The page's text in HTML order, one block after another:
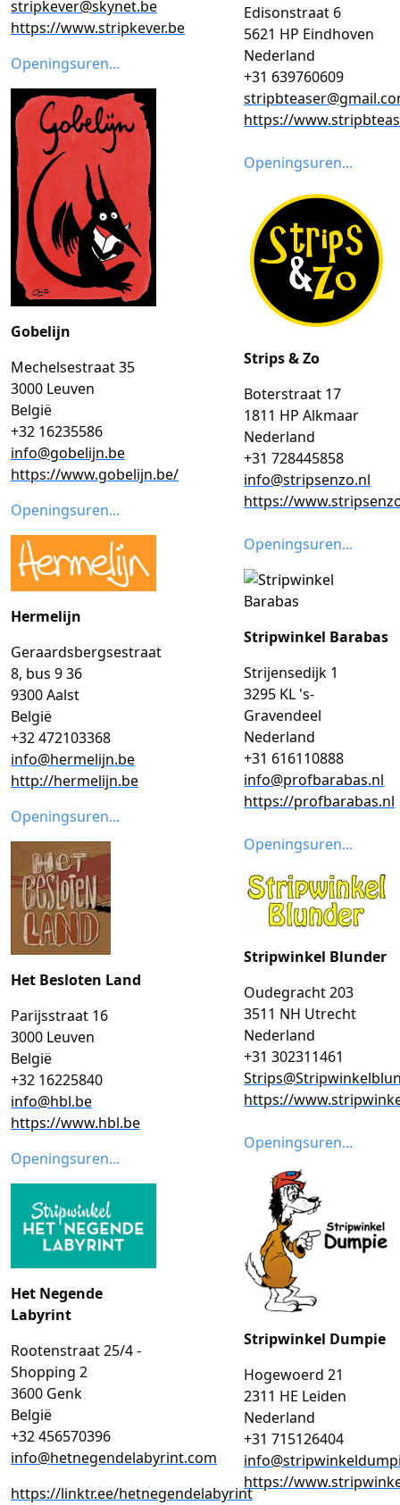
stripkever@skynet.be
https://www.stripkever.be
Openingsuren...
Gobelijn
Mechelsestraat 35
3000 Leuven
België
+32 16235586
info@gobelijn.be
https://www.gobelijn.be/
Openingsuren...
Hermelijn
Geraardsbergsestraat
8, bus 9 36
9300 Aalst
België
+32 472103368
info@hermelijn.be
http://hermelijn.be
Openingsuren...
Het Besloten Land
Parijsstraat 16
3000 Leuven
België
+32 16225840
info@hbl.be
https://www.hbl.be
Openingsuren...
Het Negende
Labyrint
Rootenstraat 25/4 -
Shopping 2
3600 Genk
België
+32 456570396
info@hetnegendelabyrint.com
https://linktr.ee/hetnegendelabyrint
Edisonstraat 6
5621 HP Eindhoven
Nederland
+31 639760609
https://
Openingsuren...
Strips & Zo
Boterstraat 17
1811 HP Alkmaar
Nederland
+31 728445858
info@stripsenzo.nl
https://
Openingsuren...
Stripwinkel Barabas
Strijensedijk 1
3295 KL 's-
Gravendeel
Nederland
+31 616110888
info@profbarabas.nl
https://profbarabas.nl
Openingsuren...
Stripwinkel Blunder
Oudegracht 203
3511 NH Utrecht
Nederland
+31 302311461
https://
Openingsuren...
Stripwinkel Dumpie
Hogewoerd 21
2311 HE Leiden
Nederland
+31 715126404
https://